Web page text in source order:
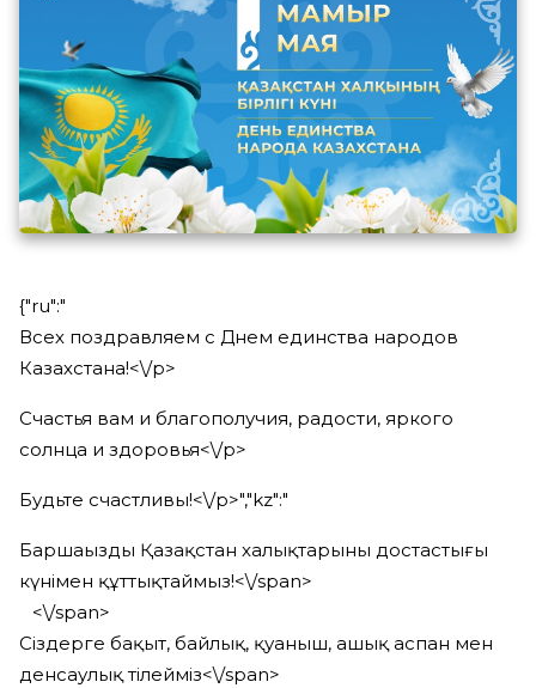
{"ru":"
Всех поздравляем с Днем единства народов
Казахстана!<\/p>
Счастья вам и благополучия, радости, яркого
солнца и здоровья<\/p>
Будьте счастливы!<\/p>","kz":"
Баршаңызды Қазақстан халықтарының достастығы
күнімен құттықтаймыз!<\/span>
⠀<\/span>
Сіздерге бақыт, байлық, қуаныш, ашық аспан мен
денсаулық тілейміз<\/span>